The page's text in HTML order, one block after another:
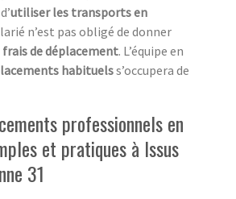
utiliser les transports en
n’est pas obligé de donner
frais de déplacement. L’équipe en
habituelss’occupera de
professionnels en
et pratiques à Issus
31